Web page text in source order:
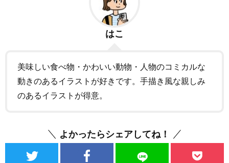
はこ
美味しい食べ物・かわいい動物・人物のコミカルな
動きのあるイラストが好きです。手描き風な親しみ
のあるイラストが得意。
よかったらシェアしてね！